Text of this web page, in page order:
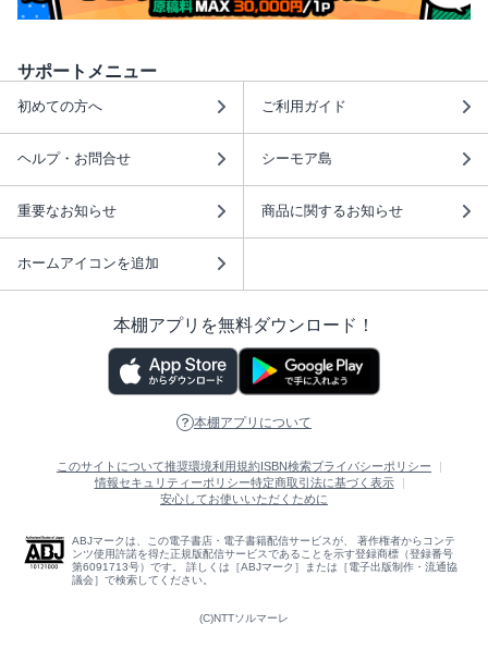
サポートメニュー
初めての方へ ご利用ガイド
ヘルプ・お問合せ シーモア島
重要なお知らせ 商品に関するお知らせ
ホームアイコンを追加
本棚アプリを無料ダウンロード！
本棚アプリについて
このサイトについて推奨環境利用規約 ISBN検索プライバシーポリシー
情報セキュリティーポリシー特定商取引法に基づく表示
安心してお使いいただくために
ABJマークは、この電子書店・電子書籍配信サービスが、 著作権者からコンテ
ンツ使用許諾を得た正規版配信サービスであることを示す登録商標（登録番号
第6091713号）です。 詳しくは［ABJマーク］または［電子出版制作・流通協
議会］で検索してください。
(C)NTTソルマーレ